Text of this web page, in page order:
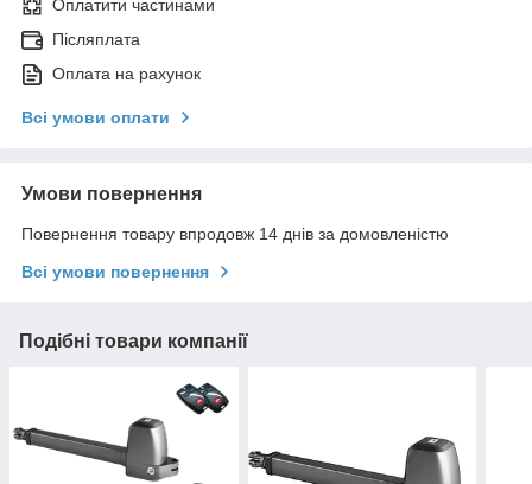
Оплатити частинами
Післяплата
Оплата на рахунок
Всі умови оплати
Умови повернення
Повернення товару впродовж 14 днів за домовленістю
Всі умови повернення
Подібні товари компанії